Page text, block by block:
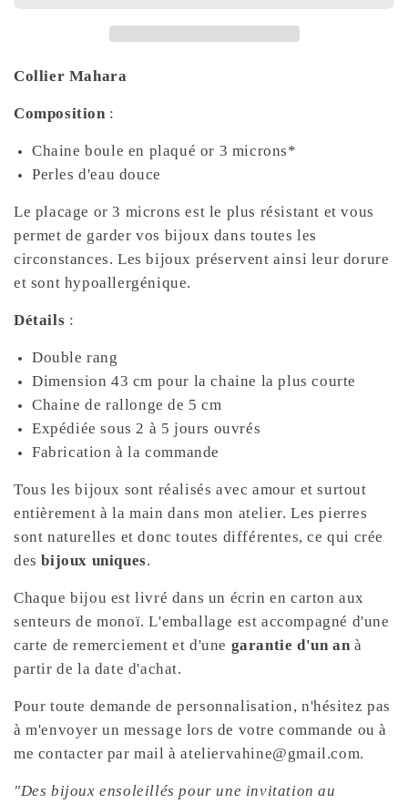
Collier Mahara
Composition :
Chaine boule en plaqué or 3 microns*
Perles d'eau douce
Le placage or 3 microns est le plus résistant et vous
permet de garder vos bijoux dans toutes les
circonstances. Les bijoux préservent ainsi leur dorure
et sont hypoallergénique.
Détails :
Double rang
Dimension 43 cm pour la chaine la plus courte
Chaine de rallonge de 5 cm
Expédiée sous 2 à 5 jours ouvrés
Fabrication à la commande
Tous les bijoux sont réalisés avec amour et surtout
entièrement à la main dans mon atelier. Les pierres
sont naturelles et donc toutes différentes, ce qui crée
desbijoux uniques.
Chaque bijou est livré dans un écrin en carton aux
senteurs de monoï. L'emballage est accompagné d'une
carte de remerciement et d'une garantie d'un an à
partir de la date d'achat.
Pour toute demande de personnalisation, n'hésitez pas
à m'envoyer un message lors de votre commande ou à
me contacter par mail à ateliervahine@gmail.com.
"Des bijoux ensoleillés pour une invitation au